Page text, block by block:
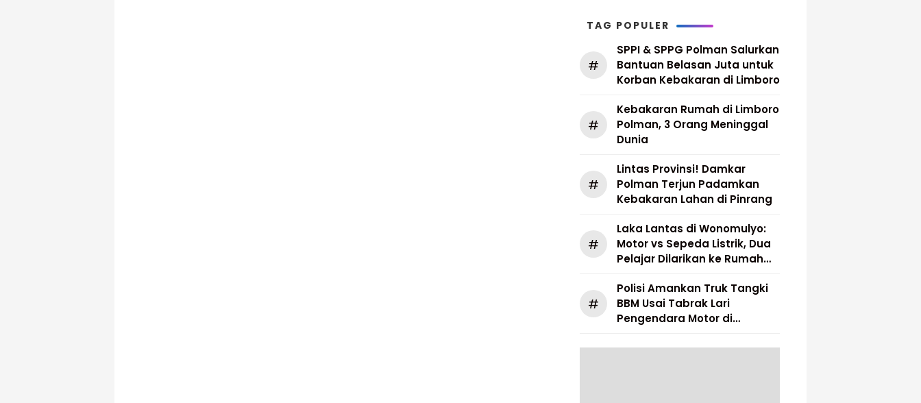
TAG POPULER
#
SPPI & SPPG Polman Salurkan
Bantuan Belasan Juta untuk
Korban Kebakaran di Limboro
#
Kebakaran Rumah di Limboro
Polman, 3 Orang Meninggal
Dunia
#
Lintas Provinsi! Damkar
Polman Terjun Padamkan
Kebakaran Lahan di Pinrang
#
Laka Lantas di Wonomulyo:
Motor vs Sepeda Listrik, Dua
Pelajar Dilarikan ke Rumah
#
Polisi Amankan Truk Tangki
BBM Usai Tabrak Lari
Pengendara Motor di